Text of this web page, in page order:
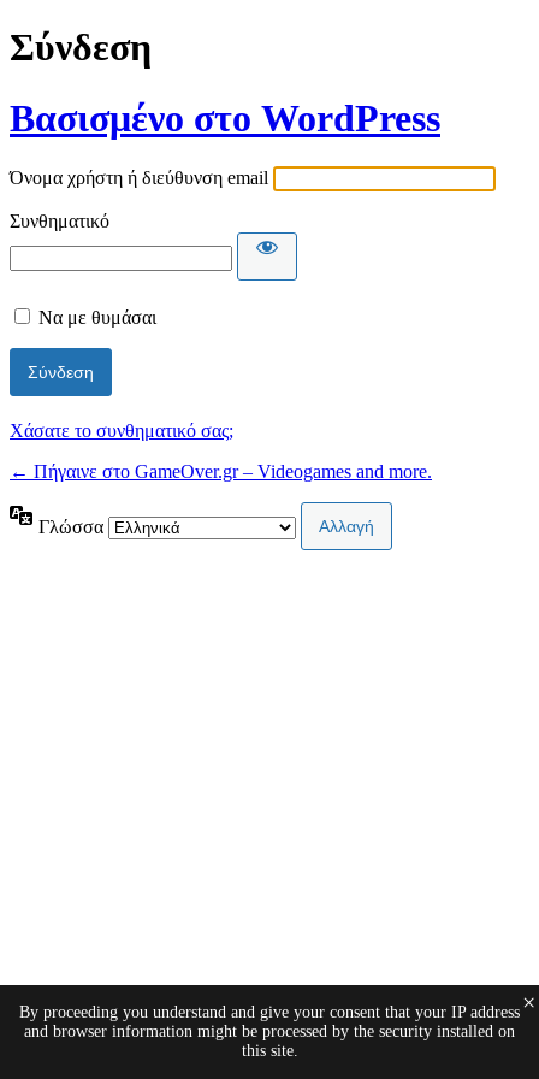
Σύνδεση
Βασισμένο στο WordPress
Όνομα χρήστη ή διεύθυνση email
Συνθηματικό
Να με θυμάσαι
Χάσατε το συνθηματικό σας;
← Πήγαινε στο GameOver.gr – Videogames and more.
Γλώσσα
By proceeding you understand and give your consent that your IP address
and browser information might be processed by the security installed on
this site.
×